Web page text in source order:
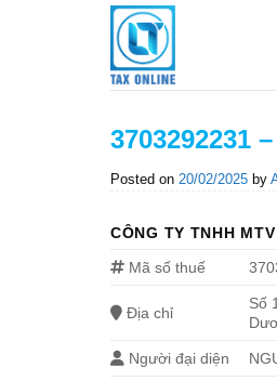
3703292231
Posted on 20/02/2025 by
CÔNG TY TNHH
Mã số thuế
Địa chỉ
Số
Người đại diện